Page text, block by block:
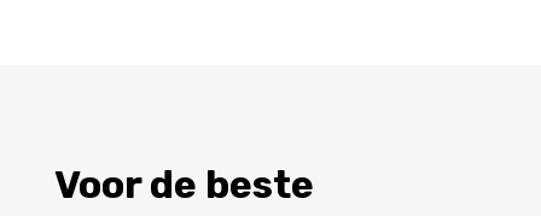
Voor de beste